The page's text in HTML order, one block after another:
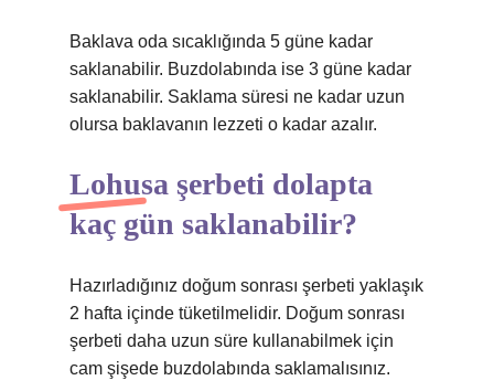
Baklava oda sıcaklığında 5 güne kadar
saklanabilir. Buzdolabında ise 3 güne kadar
saklanabilir. Saklama süresi ne kadar uzun
olursa baklavanın lezzeti o kadar azalır.
Lohusa şerbeti dolapta
kaç gün saklanabilir?
Hazırladığınız doğum sonrası şerbeti yaklaşık
2 hafta içinde tüketilmelidir. Doğum sonrası
şerbeti daha uzun süre kullanabilmek için
cam şişede buzdolabında saklamalısınız.